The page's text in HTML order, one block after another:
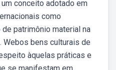
conceito adotado em
como
patrimônio material na
Webos bens culturais de
àquelas práticas e